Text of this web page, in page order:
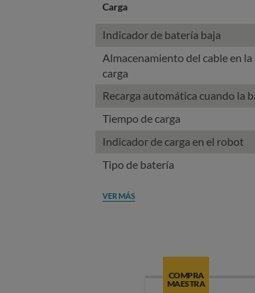
Carga
Indicador de batería baja
Almacenamiento del cable en
carga
Recarga automática cuando la
Tiempo de carga
Indicador de carga en el robot
Tipo de batería
VER MÁS
COMPRA
MAESTRA